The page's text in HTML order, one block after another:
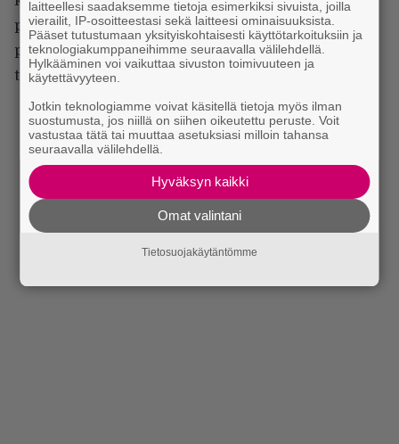
päästämään irti, tai muuten sitä päätyy vaivaamaan
päätään kaikella sillä, mitä olisi voinut tehdä eri
tavalla.
laitteellesi saadaksemme tietoja esimerkiksi sivuista, joilla
vierailit, IP-osoitteestasi sekä laitteesi ominaisuuksista.
Pääset tutustumaan yksityiskohtaisesti käyttötarkoituksiin ja
teknologiakumppaneihimme seuraavalla välilehdellä.
Hylkääminen voi vaikuttaa sivuston toimivuuteen ja
käytettävyyteen.
Jotkin teknologiamme voivat käsitellä tietoja myös ilman
suostumusta, jos niillä on siihen oikeutettu peruste. Voit
vastustaa tätä tai muuttaa asetuksiasi milloin tahansa
seuraavalla välilehdellä.
Hyväksyn kaikki
Omat valintani
Tietosuojakäytäntömme